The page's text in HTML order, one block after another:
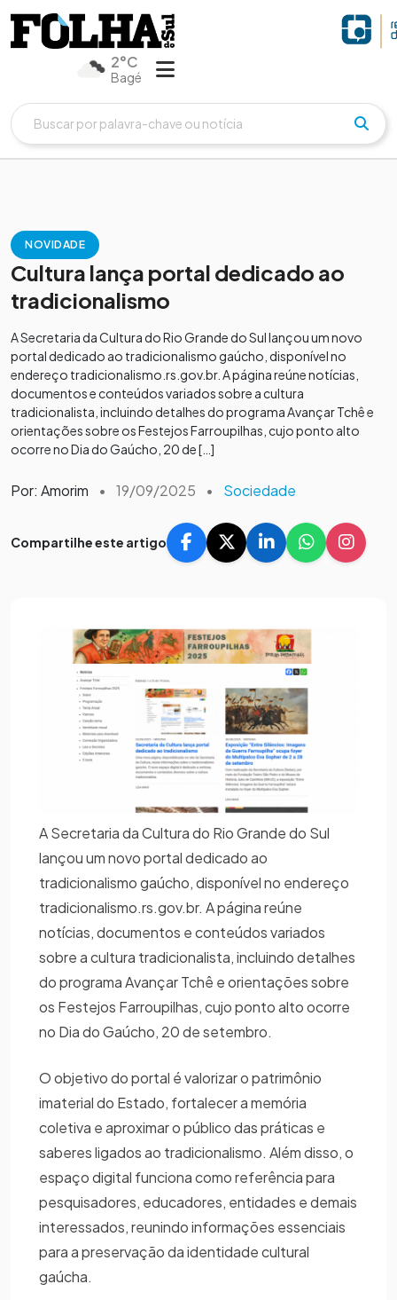
2°C
Bagé
NOVIDADE
Cultura lança portal dedicado ao
tradicionalismo
A Secretaria da Cultura do Rio Grande do Sul lançou um novo
portal dedicado ao tradicionalismo gaúcho, disponível no
endereço tradicionalismo.rs.gov.br. A página reúne notícias,
documentos e conteúdos variados sobre a cultura
tradicionalista, incluindo detalhes do programa Avançar Tchê e
orientações sobre os Festejos Farroupilhas, cujo ponto alto
ocorre no Dia do Gaúcho, 20 de […]
Por: Amorim • 19/09/2025 • Sociedade
Compartilhe este artigo
A Secretaria da Cultura do Rio Grande do Sul
lançou um novo portal dedicado ao
tradicionalismo gaúcho, disponível no endereço
tradicionalismo.rs.gov.br. A página reúne
notícias, documentos e conteúdos variados
sobre a cultura tradicionalista, incluindo detalhes
do programa Avançar Tchê e orientações sobre
os Festejos Farroupilhas, cujo ponto alto ocorre
no Dia do Gaúcho, 20 de setembro.
O objetivo do portal é valorizar o patrimônio
imaterial do Estado, fortalecer a memória
coletiva e aproximar o público das práticas e
saberes ligados ao tradicionalismo. Além disso, o
espaço digital funciona como referência para
pesquisadores, educadores, entidades e demais
interessados, reunindo informações essenciais
para a preservação da identidade cultural
gaúcha.